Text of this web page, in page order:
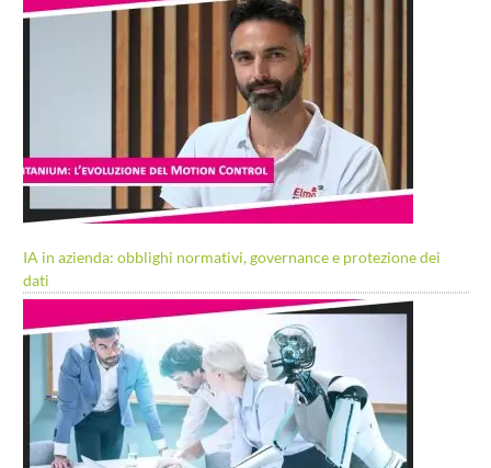
IA in azienda: obblighi normativi, governance e protezione dei
dati